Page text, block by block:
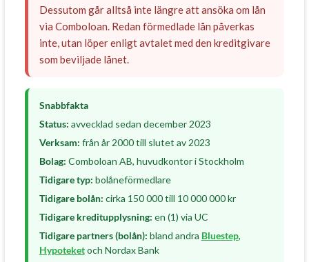
Dessutom går alltså inte längre att ansöka om lån
via Comboloan. Redan förmedlade lån påverkas
inte, utan löper enligt avtalet med den kreditgivare
som beviljade lånet.
Snabbfakta
Status: avvecklad sedan december 2023
Verksam: från år 2000 till slutet av 2023
Bolag: Comboloan AB, huvudkontor i Stockholm
Tidigare typ: bolåneförmedlare
Tidigare bolån: cirka 150 000 till 10 000 000 kr
Tidigare kreditupplysning: en (1) via UC
Tidigare partners (bolån): bland andra Bluestep,
Hypoteketoch Nordax Bank